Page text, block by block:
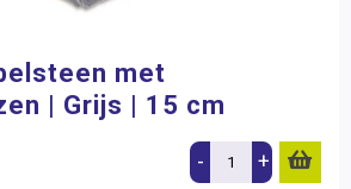
met
| Grijs | 15 cm
- +